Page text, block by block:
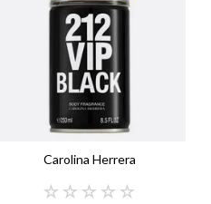
Carolina Herrera
☆ ☆ ☆ ☆ ☆